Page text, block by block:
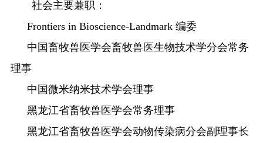
社会主要兼职：
Frontiers in Bioscience-Landmark 编委
中国畜牧兽医学会畜牧兽医生物技术学分会常务
理事
中国微米纳米技术学会理事
黑龙江省畜牧兽医学会常务理事
黑龙江省畜牧兽医学会动物传染病分会副理事长